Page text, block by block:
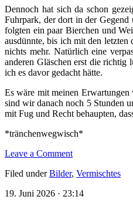
Dennoch hat sich da schon
Fuhrpark, der dort in der
folgten ein paar Bierchen und
ausdünnte, bis ich mit den
nichts mehr. Natürlich eine
anderen Gläschen erst die richtig
ich es davor gedacht hätte.
Es wäre mit meinen
sind wir danach noch 5 Stunden
mit Fug und Recht behaupten,
*tränchenwegwisch*
Leave a Comment
Filed underBilder, Vermischtes
19. Juni 2026 · 23:14